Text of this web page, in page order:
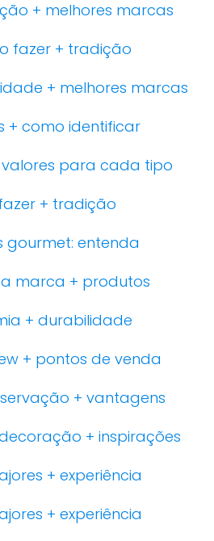
+ melhores marcas
fazer + tradição
+ melhores marcas
+ como identificar
para cada tipo
+ tradição
gourmet: entenda
marca + produtos
+ durabilidade
+ pontos de venda
+ vantagens
+ inspirações
+ experiência
+ experiência